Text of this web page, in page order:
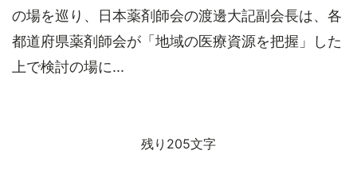
の場を巡り、日本薬剤師会の渡邊大記副会長は、各
都道府県薬剤師会が「地域の医療資源を把握」した
上で検討の場に...
残り205文字